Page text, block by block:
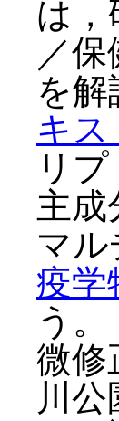
は，
／
を解
キス
リ
主成
マ
疫学
う。
微修
川